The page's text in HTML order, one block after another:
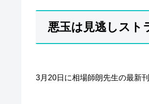
悪玉は見逃しスト
3月20日に相場師朗先生の最新